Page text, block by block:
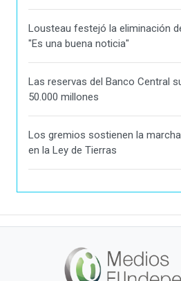
Lousteau festejó la eliminación
"Es una buena noticia"
Las reservas del Banco Central
50.000 millones
Los gremios sostienen la
en la Ley de Tierras